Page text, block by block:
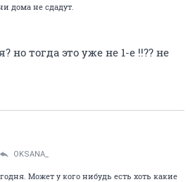
дома не сдадут.
но тогда это уже не 1-е !!?? не
OKSANA_
Может у кого нибудь есть хоть какие